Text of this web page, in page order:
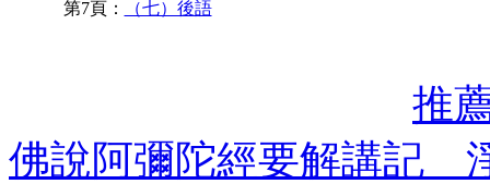
第7頁： （七）後語
推
佛說阿彌陀經要解講記